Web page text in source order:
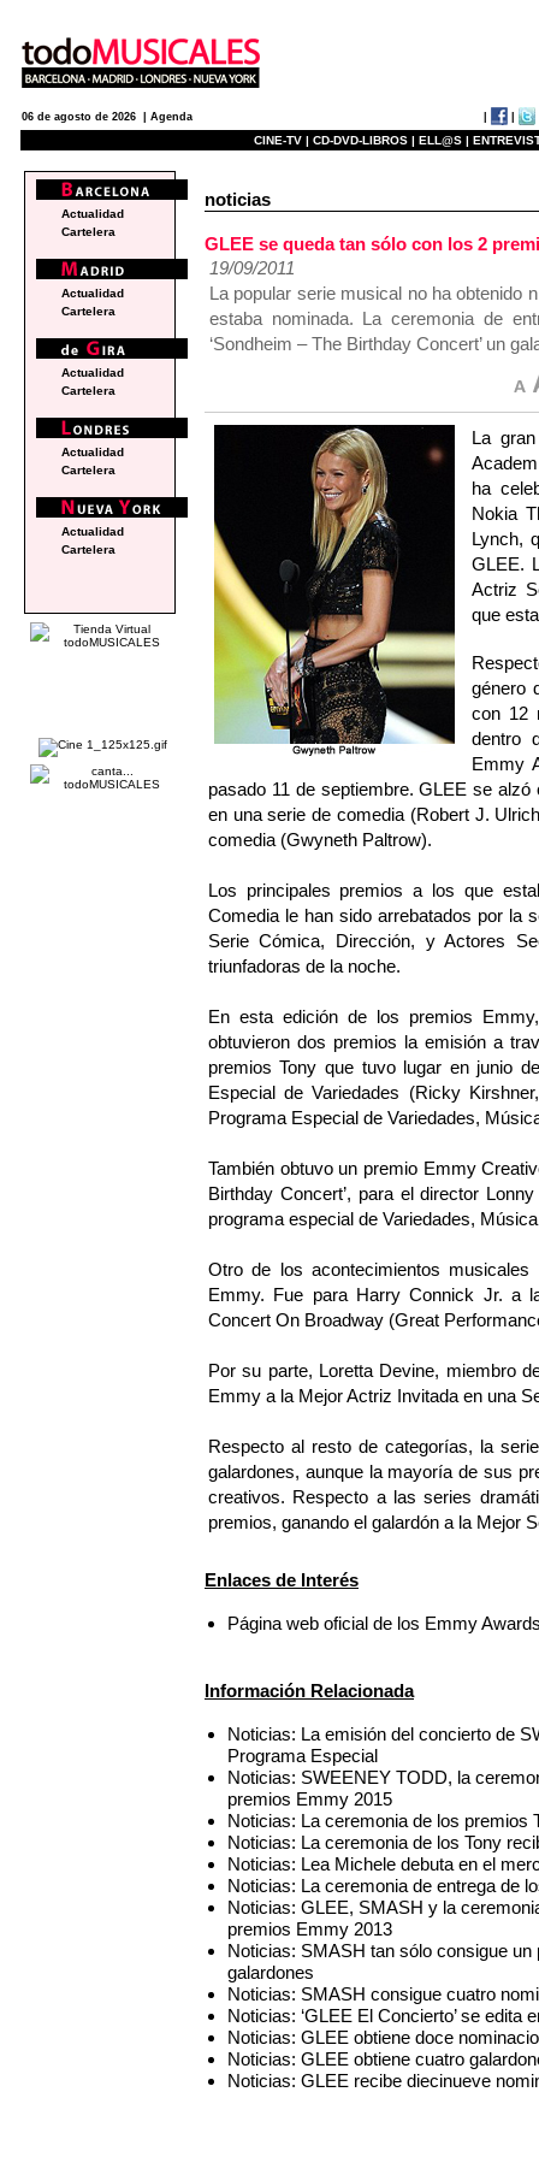
06 de agosto de 2026 | Agenda
CINE-TV | CD-DVD-LIBROS | ELL@S |
noticias
GLEE se queda tan sólo con los 2
19/09/2011
La popular serie musical no ha obtenido
estaba nominada. La ceremonia de
‘Sondheim – The Birthday Concert’ un
La
ha
Nokia
Lynch,
GLEE.
Actriz
que
género
con 12
dentro
Emmy
pasado 11 de septiembre. GLEE se
en una serie de comedia (Robert J.
comedia (Gwyneth Paltrow).
Los principales premios a los que
Comedia le han sido arrebatados por la
Serie Cómica, Dirección, y Actores
triunfadoras de la noche.
En esta edición de los premios
obtuvieron dos premios la emisión a
premios Tony que tuvo lugar en junio
Especial de Variedades (Ricky
Programa Especial de Variedades,
También obtuvo un premio Emmy
Birthday Concert’, para el director
programa especial de Variedades,
Otro de los acontecimientos
Emmy. Fue para Harry Connick Jr. a
Concert On Broadway (Great
Por su parte, Loretta Devine, miembro
Emmy a la Mejor Actriz Invitada en una
Respecto al resto de categorías, la
galardones, aunque la mayoría de sus
creativos. Respecto a las series
premios, ganando el galardón a la Mejor
Enlaces de Interés
Página web oficial de los Emmy
Información Relacionada
Noticias: La emisión del concierto de
Programa Especial
Noticias: SWEENEY TODD, la
premios Emmy 2015
Noticias: La ceremonia de los premios
Noticias: La ceremonia de los Tony
Noticias: Lea Michele debuta en el
Noticias: La ceremonia de entrega de
Noticias: GLEE, SMASH y la
premios Emmy 2013
Noticias: SMASH tan sólo consigue
galardones
Noticias: SMASH consigue cuatro
Noticias: ‘GLEE El Concierto’ se edita
Noticias: GLEE obtiene doce
Noticias: GLEE obtiene cuatro
Noticias: GLEE recibe diecinueve
Actualidad
Cartelera
Actualidad
Cartelera
Actualidad
Cartelera
Actualidad
Cartelera
Actualidad
Cartelera